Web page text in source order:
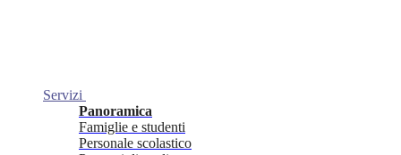
Servizi
Panoramica
Famiglie e studenti
Personale scolastico